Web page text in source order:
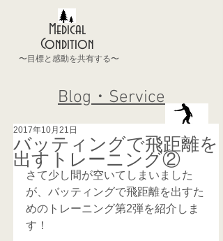
Medical
Condition
〜目標と感動を共有する〜
Blog・Service
バッティングで飛距離を
出すトレーニング②
2017年10月21日
さて少し間が空いてしまいました
が、バッティングで飛距離を出すた
めのトレーニング第2弾を紹介しま
す！